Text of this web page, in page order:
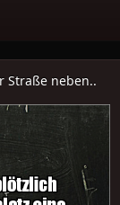
Straße neben..